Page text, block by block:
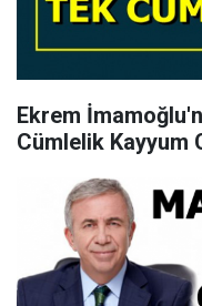
Ekrem
Cümlelik Kayyum